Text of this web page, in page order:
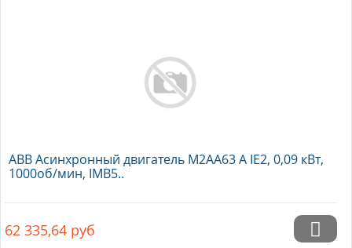
ABB Асинхронный двигатель M2AA63 A IE2, 0,09 кВт,
1000об/мин, IMB5..
62 335,64 руб